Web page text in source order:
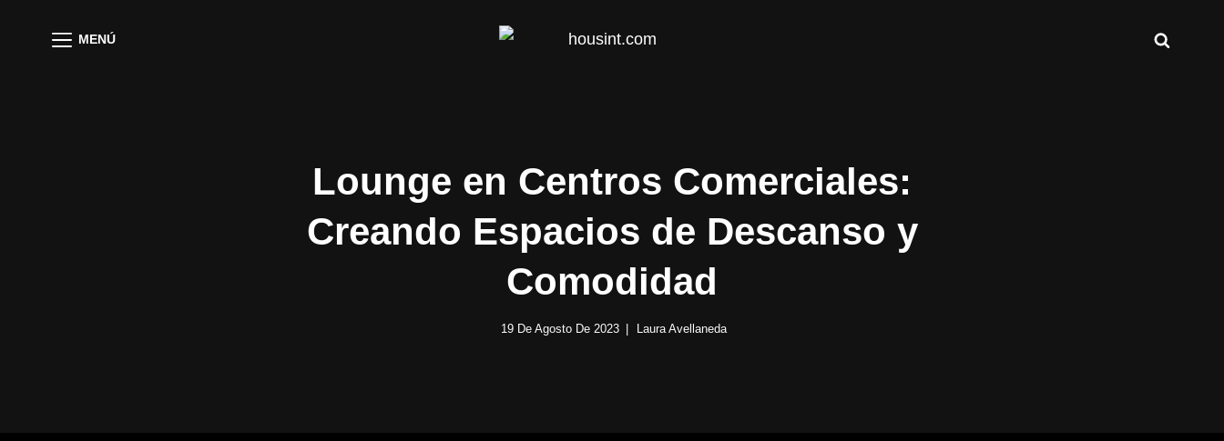
MENÚ
Lounge en Centros Comerciales:
Creando Espacios de Descanso y
Comodidad
19 De Agosto De 2023 Laura Avellaneda